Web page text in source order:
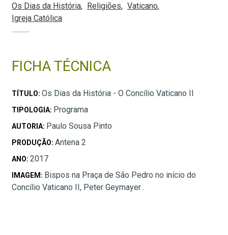
Os Dias da História
Religiões
Vaticano
Igreja Católica
FICHA TÉCNICA
TÍTULO: Os Dias da História - O Concílio Vaticano II
TIPOLOGIA: Programa
AUTORIA: Paulo Sousa Pinto
PRODUÇÃO: Antena 2
ANO: 2017
IMAGEM: Bispos na Praça de São Pedro no início do
Concílio Vaticano II, Peter Geymayer .